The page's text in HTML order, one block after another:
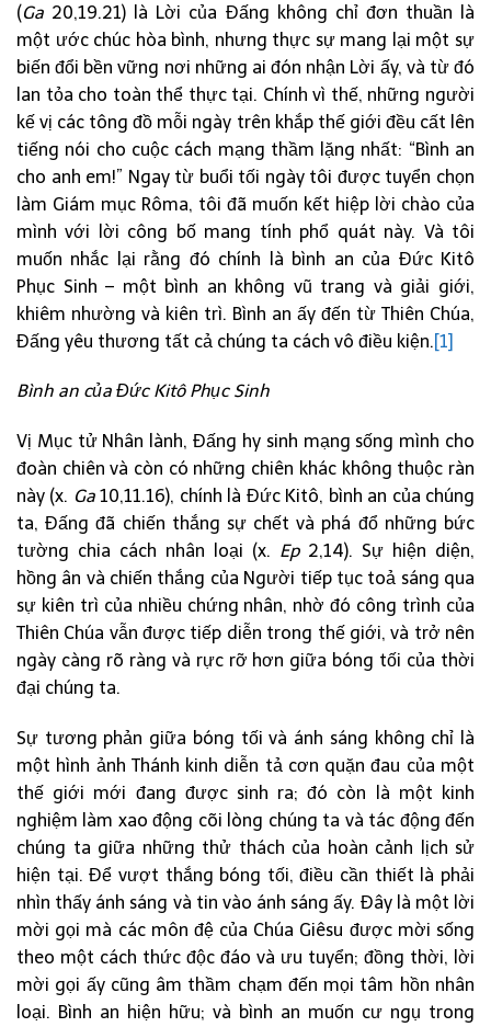
(Ga 20,19.21) là Lời của Đấng không chỉ đơn thuần là
một ước chúc hòa bình, nhưng thực sự mang lại một sự
biến đổi bền vững nơi những ai đón nhận Lời ấy, và từ đó
lan tỏa cho toàn thể thực tại. Chính vì thế, những người
kế vị các tông đồ mỗi ngày trên khắp thế giới đều cất lên
tiếng nói cho cuộc cách mạng thầm lặng nhất: “Bình an
cho anh em!” Ngay từ buổi tối ngày tôi được tuyển chọn
làm Giám mục Rôma, tôi đã muốn kết hiệp lời chào của
mình với lời công bố mang tính phổ quát này. Và tôi
muốn nhắc lại rằng đó chính là bình an của Đức Kitô
Phục Sinh – một bình an không vũ trang và giải giới,
khiêm nhường và kiên trì. Bình an ấy đến từ Thiên Chúa,
Đấng yêu thương tất cả chúng ta cách vô điều kiện.[1]
Bình an của Đức Kitô Phục Sinh
Vị Mục tử Nhân lành, Đấng hy sinh mạng sống mình cho
đoàn chiên và còn có những chiên khác không thuộc ràn
này (x. Ga10,11.16), chính là Đức Kitô, bình an của chúng
ta, Đấng đã chiến thắng sự chết và phá đổ những bức
tường chia cách nhân loại (x. Ep2,14). Sự hiện diện,
hồng ân và chiến thắng của Người tiếp tục toả sáng qua
sự kiên trì của nhiều chứng nhân, nhờ đó công trình của
Thiên Chúa vẫn được tiếp diễn trong thế giới, và trở nên
ngày càng rõ ràng và rực rỡ hơn giữa bóng tối của thời
đại chúng ta.
Sự tương phản giữa bóng tối và ánh sáng không chỉ là
một hình ảnh Thánh kinh diễn tả cơn quặn đau của một
thế giới mới đang được sinh ra; đó còn là một kinh
nghiệm làm xao động cõi lòng chúng ta và tác động đến
chúng ta giữa những thử thách của hoàn cảnh lịch sử
hiện tại. Để vượt thắng bóng tối, điều cần thiết là phải
nhìn thấy ánh sáng và tin vào ánh sáng ấy. Đây là một lời
mời gọi mà các môn đệ của Chúa Giêsu được mời sống
theo một cách thức độc đáo và ưu tuyển; đồng thời, lời
mời gọi ấy cũng âm thầm chạm đến mọi tâm hồn nhân
loại. Bình an hiện hữu; và bình an muốn cư ngụ trong